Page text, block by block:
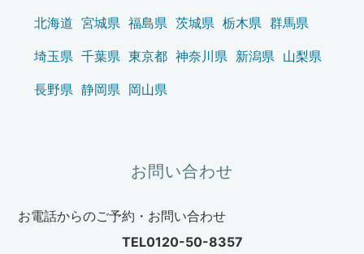
北海道 宮城県 福島県 茨城県 栃木県 群馬県
埼玉県 千葉県 東京都 神奈川県 新潟県 山梨県
長野県 静岡県 岡山県
お問い合わせ
お電話からのご予約・お問い合わせ
TEL0120-50-8357